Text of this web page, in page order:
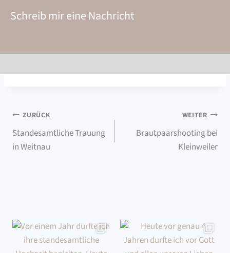
Schreib mir eine Nachricht
Beitragsnavigation
ZURÜCK
Standesamtliche Trauung
in Weitnau
WEITER
Brautpaarshooting bei
Kleinweiler